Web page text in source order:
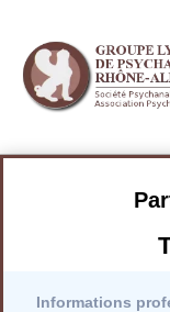
Informations